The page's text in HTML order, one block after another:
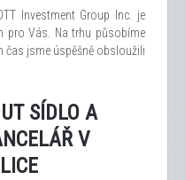
Investment Group Inc. je
pro Vás. Na trhu působíme
čas jsme úspěšně obsloužili
SÍDLO A
V